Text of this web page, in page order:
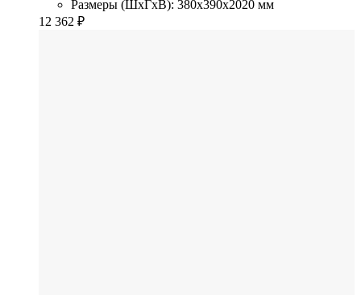
Размеры (ШхГхВ): 380x390x2020 мм
12 362 ₽